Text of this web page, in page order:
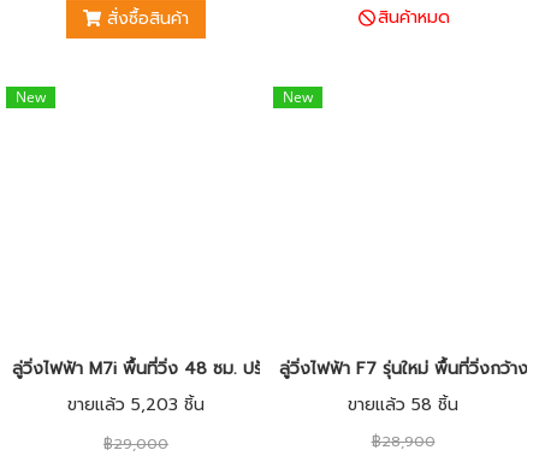
สั่งซื้อสินค้า สินค้าหมด
New
ลู่วิ่งไฟฟ้า M7i พื้นที่วิ่ง 48 ซม. ปรับชันไฟฟ้า 18 ระดับ พร้อมโช้คสปริงคู่
ขายแล้ว 5,203 ชิ้น
฿29,000
New
ลู่วิ่งไฟฟ้า F7 รุ่นใหม่ พื้นที่วิ่งกว้าง
ขายแล้ว 58 ชิ้น
฿28,900